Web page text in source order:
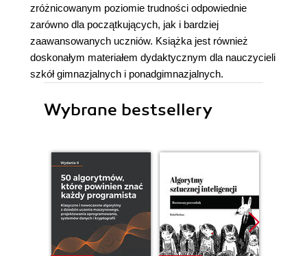
zróżnicowanym poziomie trudności odpowiednie
zarówno dla początkujących, jak i bardziej
zaawansowanych uczniów. Książka jest również
doskonałym materiałem dydaktycznym dla nauczycieli
szkół gimnazjalnych i ponadgimnazjalnych.
Wybrane bestsellery